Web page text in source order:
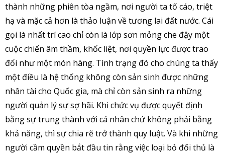
thành những phiên tòa ngầm, nơi người ta tố cáo, triệt
hạ và mặc cả hơn là thảo luận về tương lai đất nước. Cái
gọi là nhất trí cao chỉ còn là lớp sơn mỏng che đậy một
cuộc chiến âm thầm, khốc liệt, nơi quyền lực được trao
đổi như một món hàng. Tình trạng đó cho chúng ta thấy
một điều là hệ thống không còn sản sinh được những
nhân tài cho Quốc gia, mà chỉ còn sản sinh ra những
người quản lý sự sợ hãi. Khi chức vụ được quyết định
bằng sự trung thành với cá nhân chứ không phải bằng
khả năng, thì sự chia rẽ trở thành quy luật. Và khi những
người cầm quyền bắt đầu tin rằng việc loại bỏ đối thủ là